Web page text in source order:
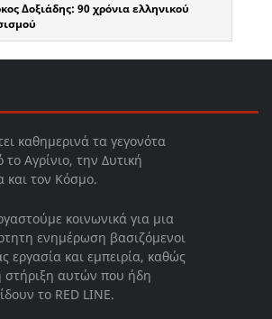
Δοξιάδης: 90 χρόνια ελληνικού
καθημερινά τα γεγονότα
το Αγρίνιο, την Δυτική
και τον Κόσμο.
κοινωνικά για μια
ενημέρωση βασιζόμενοι
εργασία και εμπειρία, καθώς
στήριξη αυτών που ήδη
το RED LINE.